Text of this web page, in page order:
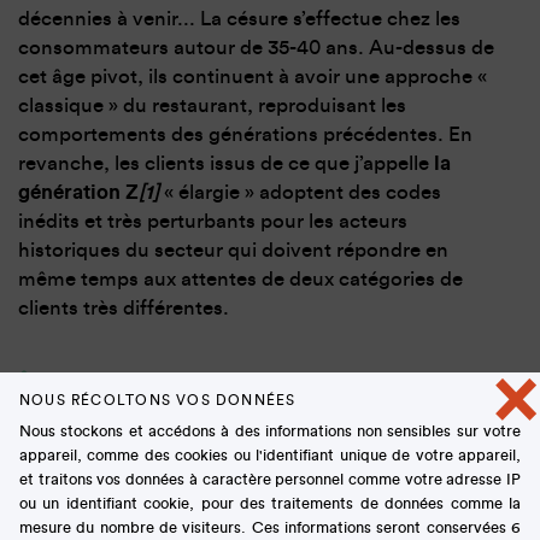
décennies à venir... La césure s’effectue chez les
consommateurs autour de 35-40 ans. Au-dessus de
cet âge pivot, ils continuent à avoir une approche «
classique » du restaurant, reproduisant les
comportements des générations précédentes. En
revanche, les clients issus de ce que j’appelle
la
génération Z[1]« élargie » adoptent des codes
inédits et très perturbants pour les acteurs
historiques du secteur qui doivent répondre en
même temps aux attentes de deux catégories de
clients très différentes.
Comment ces nouveaux
comportements se
manifestent-ils ?
×
NOUS RÉCOLTONS VOS DONNÉES
Nous stockons et accédons à des informations non sensibles sur votre
appareil, comme des cookies ou l'identifiant unique de votre appareil,
et traitons vos données à caractère personnel comme votre adresse IP
ou un identifiant cookie, pour des traitements de données comme la
mesure du nombre de visiteurs. Ces informations seront conservées 6